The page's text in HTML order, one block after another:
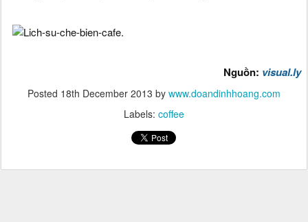
Nguồn: visual.ly
Posted 18th December 2013 by www.doandinhhoang.com
Labels: coffee